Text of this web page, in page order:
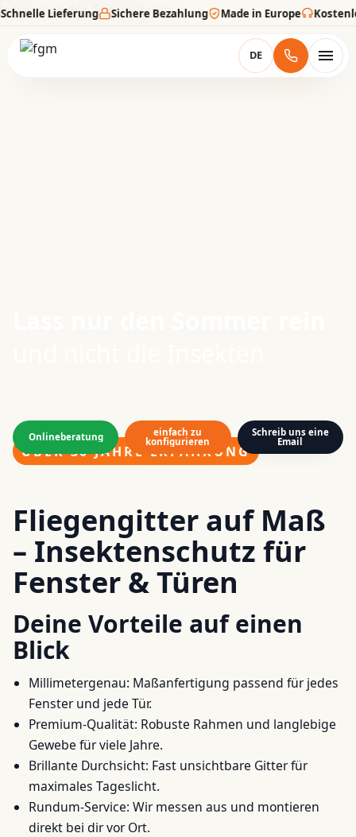
Lieferung Sichere Bezahlung Made in Europe Kostenlose
DE
ÜBER 30 JAHRE ERFAHRUNG
Onlineberatung
einfach zu
konfigurieren
Schreib uns eine
Email
Fliegengitter auf Maß
– Insektenschutz für
Fenster & Türen
Deine Vorteile auf einen
Blick
Millimetergenau: Maßanfertigung passend für jedes
Fenster und jede Tür.
Premium-Qualität: Robuste Rahmen und langlebige
Gewebe für viele Jahre.
Brillante Durchsicht: Fast unsichtbare Gitter für
maximales Tageslicht.
Rundum-Service: Wir messen aus und montieren
direkt bei dir vor Ort.